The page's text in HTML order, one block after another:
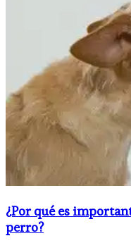
¿Por qué es
perro?